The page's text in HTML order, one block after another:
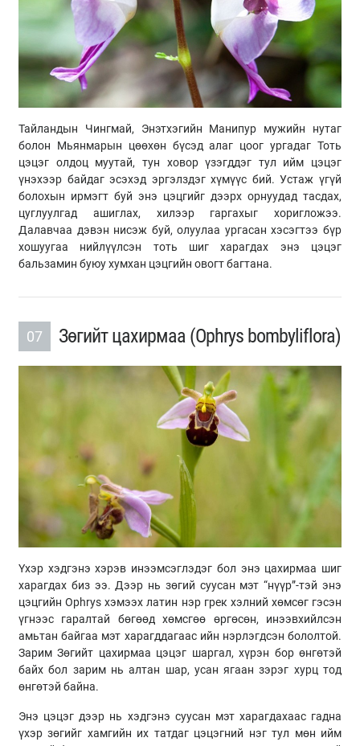
Тайландын Чингмай, Энэтхэгийн Манипур мужийн нутаг
болон Мьянмарын цөөхөн бүсэд алаг цоог ургадаг Тоть
цэцэг олдоц муутай, тун ховор үзэгддэг тул ийм цэцэг
үнэхээр байдаг эсэхэд эргэлздэг хүмүүс бий. Устаж үгүй
болохын ирмэгт буй энэ цэцгийг дээрх орнуудад тасдах,
цуглуулгад ашиглах, хилээр гаргахыг хоригложээ.
Далавчаа дэвэн нисэж буй, олуулаа ургасан хэсэгтээ бүр
хошуугаа нийлүүлсэн тоть шиг харагдах энэ цэцэг
бальзамин буюу хумхан цэцгийн овогт багтана.
07 Зөгийт цахирмаа (Ophrys bombyliflora)
Үхэр хэдгэнэ хэрэв инээмсэглэдэг бол энэ цахирмаа шиг
харагдах биз ээ. Дээр нь зөгий суусан мэт “нүүр”-тэй энэ
цэцгийн Ophrys хэмээх латин нэр грек хэлний хөмсөг гэсэн
үгнээс гаралтай бөгөөд хөмсгөө өргөсөн, инээвхийлсэн
амьтан байгаа мэт харагддагаас ийн нэрлэгдсэн бололтой.
Зарим Зөгийт цахирмаа цэцэг шаргал, хүрэн бор өнгөтэй
байх бол зарим нь алтан шар, усан ягаан зэрэг хурц тод
өнгөтэй байна.
Энэ цэцэг дээр нь хэдгэнэ суусан мэт харагдахаас гадна
үхэр зөгийг хамгийн их татдаг цэцэгний нэг тул мөн ийм